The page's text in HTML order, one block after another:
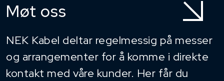
Møt oss
NEK Kabel deltar regelmessig på messer
og arrangementer for å komme i direkte
kontakt med våre kunder. Her får du